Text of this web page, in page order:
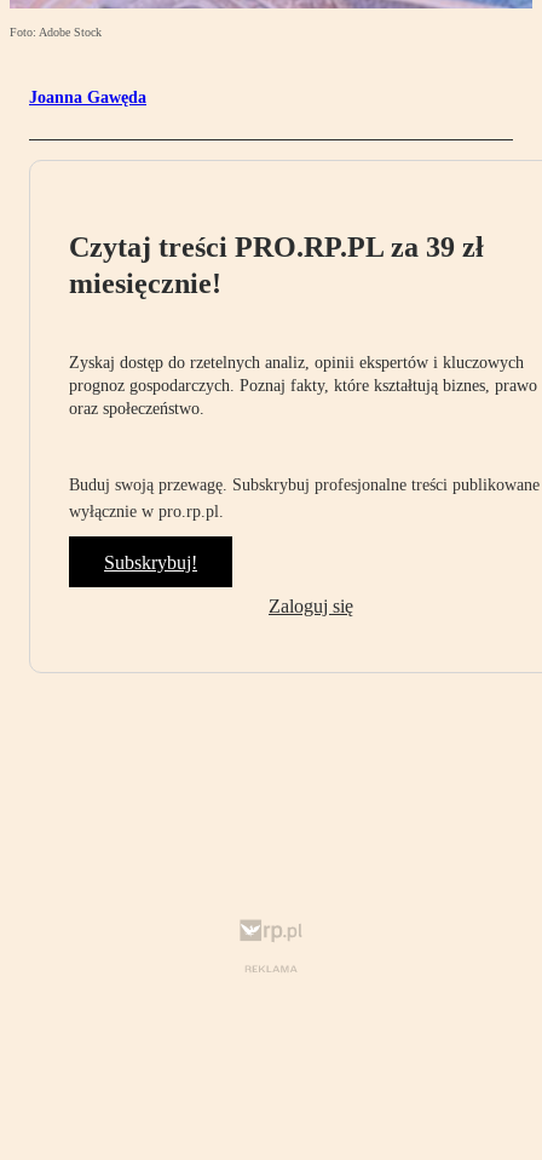
Foto: Adobe Stock
Joanna Gawęda
Czytaj treści PRO.RP.PL za 39 zł
miesięcznie!
Zyskaj dostęp do rzetelnych analiz, opinii ekspertów i kluczowych
prognoz gospodarczych. Poznaj fakty, które kształtują biznes, prawo
oraz społeczeństwo.
Buduj swoją przewagę. Subskrybuj profesjonalne treści publikowane
wyłącznie w pro.rp.pl.
Subskrybuj!
Zaloguj się